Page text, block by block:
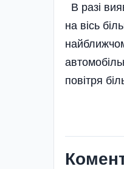
В разі
на вісь
повітря